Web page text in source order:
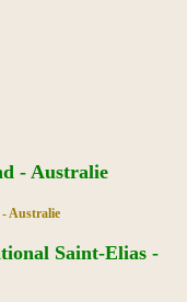
- Australie
Saint-Elias -